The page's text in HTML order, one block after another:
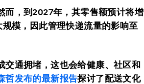
而，到2027年，其零售额预计将增
模，因此管理快递流量的影响至
交通拥堵，这也会给健康、社区和
哲发布的最新报告探讨了配送文化